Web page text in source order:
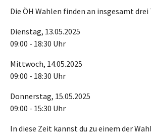
Die ÖH Wahlen finden an insgesamt
Dienstag, 13.05.2025
09:00 - 18:30 Uhr
Mittwoch, 14.05.2025
09:00 - 18:30 Uhr
Donnerstag, 15.05.2025
09:00 - 15:30 Uhr
In diese Zeit kannst du zu einem der